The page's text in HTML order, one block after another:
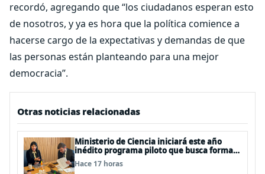
recordó, agregando que “los ciudadanos esperan esto
de nosotros, y ya es hora que la política comience a
hacerse cargo de la expectativas y demandas de que
las personas están planteando para una mejor
democracia”.
Otras noticias relacionadas
Ministerio de Ciencia iniciará este año
inédito programa piloto que busca formar
estudiantes de enseñanza media en
ciberseguridad
Hace 17 horas